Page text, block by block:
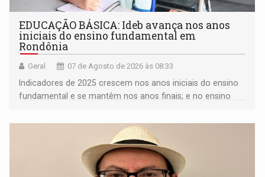
EDUCAÇÃO BÁSICA: Ideb avança nos anos
iniciais do ensino fundamental em
Rondônia
Geral 07 de Agosto de 2026 às 08:33
Indicadores de 2025 crescem nos anos iniciais do ensino
fundamental e se mantêm nos anos finais; e no ensino